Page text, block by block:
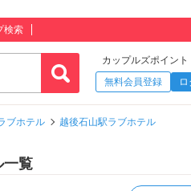
検索
カップルズポイント
無料会員登録
ブホテル
越後石山駅ラブホテル
一覧